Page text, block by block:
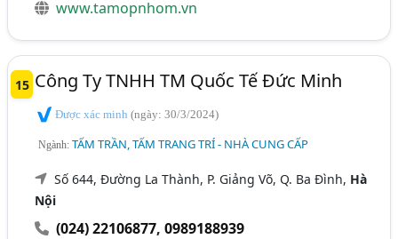
www.tamopnhom.vn
15 Công Ty TNHH TM Quốc Tế Đức Minh
Được xác minh(ngày: 30/3/2024)
Ngành:TẤM TRẦN, TẤM TRANG TRÍ - NHÀ CUNG CẤP
Số 644, Đường La Thành, P. Giảng Võ, Q. Ba Đình, Hà
Nội
(024) 22106877,0989188939